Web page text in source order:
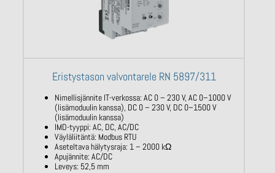
Eristystason valvontarele RN 5897/311
Nimellisjännite IT-verkossa: AC 0 – 230V,AC 0–1000 V
(lisämoduulin kanssa), DC 0 –230 V, DC 0–1500 V
(lisämoduulin kanssa)
IMD-tyyppi: AC, DC, AC/DC
Väyläliitäntä: Modbus RTU
Aseteltava hälytysraja: 1 – 2000 kΩ
Apujännite: AC/DC
Leveys: 52,5 mm